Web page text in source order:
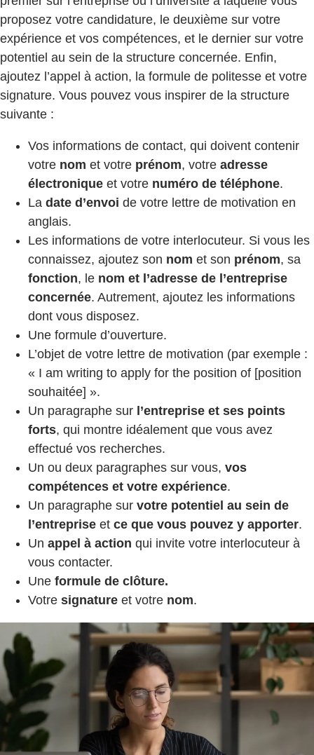
proposez votre candidature, le deuxième sur votre
expérience et vos compétences, et le dernier sur votre
potentiel au sein de la structure concernée. Enfin,
ajoutez l’appel à action, la formule de politesse et votre
signature. Vous pouvez vous inspirer de la structure
suivante :
Vos informations de contact, qui doivent contenir
votre nom et votre prénom, votre adresse
électronique et votre numéro de téléphone.
La date d’envoi de votre lettre de motivation en
anglais.
Les informations de votre interlocuteur. Si vous les
connaissez, ajoutez son nom et son prénom, sa
fonction, le nom et l’adresse de l’entreprise
concernée. Autrement, ajoutez les informations
dont vous disposez.
Une formule d’ouverture.
L’objet de votre lettre de motivation (par exemple :
« I am writing to apply for the position of [position
souhaitée] ».
Un paragraphe sur l’entreprise et ses points
forts, qui montre idéalement que vous avez
effectué vos recherches.
Un ou deux paragraphes sur vous, vos
compétences et votre expérience.
Un paragraphe sur votre potentiel au sein de
l’entreprise et ce que vous pouvez y apporter.
Un appel à action qui invite votre interlocuteur à
vous contacter.
Une formule de clôture.
Votre signature et votre nom.